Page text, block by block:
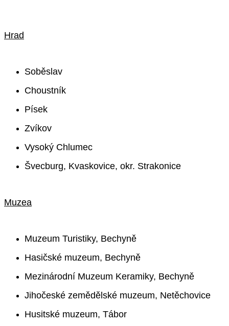
Hrad
Soběslav
Choustník
Písek
Zvíkov
Vysoký Chlumec
Švecburg, Kvaskovice, okr. Strakonice
Muzea
Muzeum Turistiky, Bechyně
Hasičské muzeum, Bechyně
Mezinárodní Muzeum Keramiky, Bechyně
Jihočeské zemědělské muzeum, Netěchovice
Husitské muzeum, Tábor